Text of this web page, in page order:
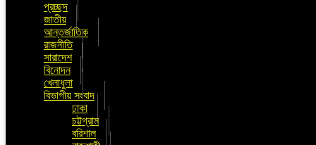
প্রচ্ছদ
জাতীয়
আন্তর্জাতিক
রাজনীতি
সারাদেশ
বিনোদন
খেলাধুলা
বিভাগীয় সংবাদ
ঢাকা
চট্টগ্রাম
বরিশাল